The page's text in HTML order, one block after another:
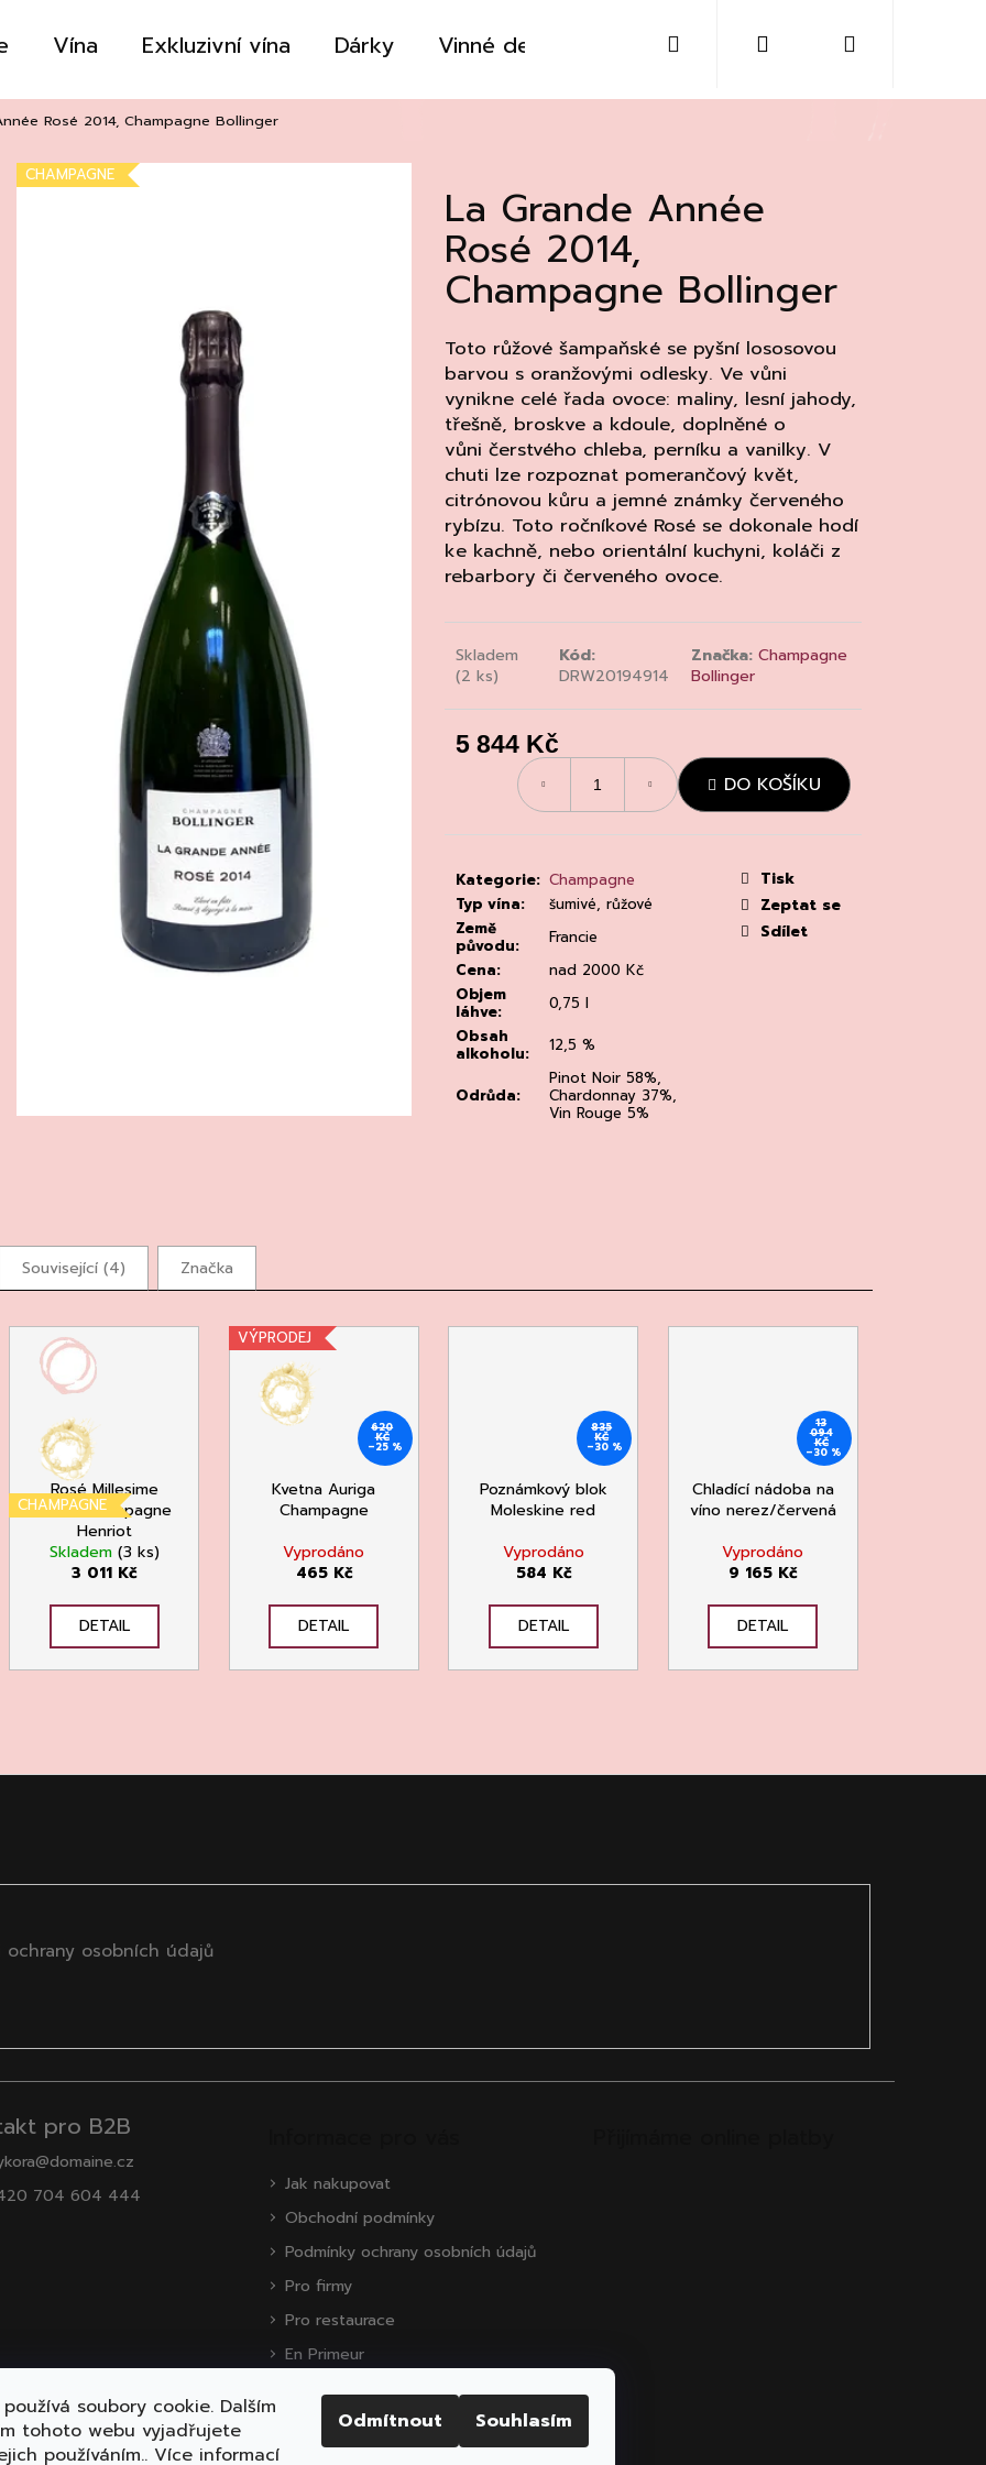
soubory cookie. Dalším
tohoto webu vyjadřujete
používáním.. Více informací
Odmítnout Souhlasím
Vína Exkluzivní vína Dárky Vinné destiláty Sklo Doplňky Kontakt
Přihlášení
Rosé 2014, Champagne Bollinger
La Grande Année
Rosé 2014,
Champagne Bollinger
Toto růžové šampaňské se pyšní lososovou
barvou s oranžovými odlesky. Ve vůni
vynikne celé řada ovoce: maliny, lesní jahody,
třešně, broskve a kdoule, doplněné o
vůni čerstvého chleba, perníku a vanilky. V
chuti lze rozpoznat pomerančový květ,
citrónovou kůru a jemné známky červeného
rybízu. Toto ročníkové Rosé se dokonale hodí
ke kachně, nebo orientální kuchyni, koláči z
rebarbory či červeného ovoce.
Skladem
(2 ks)
Kód:
DRW20194914
Značka: Champagne
Bollinger
5 844 Kč
DO KOŠÍKU
Kategorie: Champagne
Typ vína:
šumivé, růžové
Země
původu:
Francie
Cena:
nad 2000 Kč
Objem
láhve:
0,75 l
Obsah
alkoholu: 12,5 %
Odrůda:
Pinot Noir 58%,
Chardonnay 37%,
Vin Rouge 5%
Tisk
Zeptat se
Sdílet
CHAMPAGNE
Související (4) Značka
CHAMPAGNE
Rosé Millesime
2012, Champagne
Henriot
Skladem (3 ks)
3 011 Kč
DETAIL
VÝPRODEJ
620
KČ
–25 %
Kvetna Auriga
Champagne
Vyprodáno
465 Kč
DETAIL
835
KČ
–30 %
Poznámkový blok
Moleskine red
Vyprodáno
584 Kč
DETAIL
13
094
KČ
–30 %
Chladící nádoba na
víno nerez/červená
Vyprodáno
9 165 Kč
DETAIL
Co potřebujete najít?
Doporučujeme
Následující
CHATELDON, VODA PERLIVÁ
DEGUSTACE DOMAINE 'ALZIPRATU
ochrany osobních údajů
pro B2B
704 604 444
Jak nakupovat
Obchodní podmínky
Podmínky ochrany osobních údajů
Pro firmy
Pro restaurace
En Primeur
Zákaznická podpora